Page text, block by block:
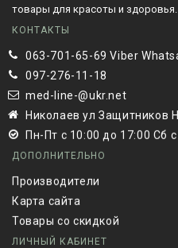
товары для красоты и здоровья.
КОНТАКТЫ
063-701-65-69 Viber
097-276-11-18
med-line-@ukr.net
Николаев ул Защитников
Пн-Пт с 10:00 до 17:00 Сб
ДОПОЛНИТЕЛЬНО
Производители
Карта сайта
Товары со скидкой
ЛИЧНЫЙ КАБИНЕТ